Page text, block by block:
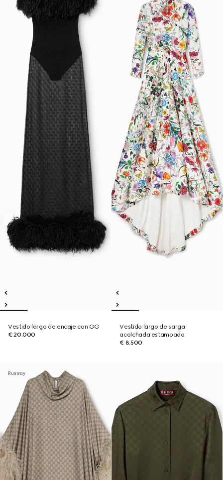
Vestido largo de encaje con GG
€ 20.000
Vestido largo de sarga
acolchada estampado
€ 8.500
Runway